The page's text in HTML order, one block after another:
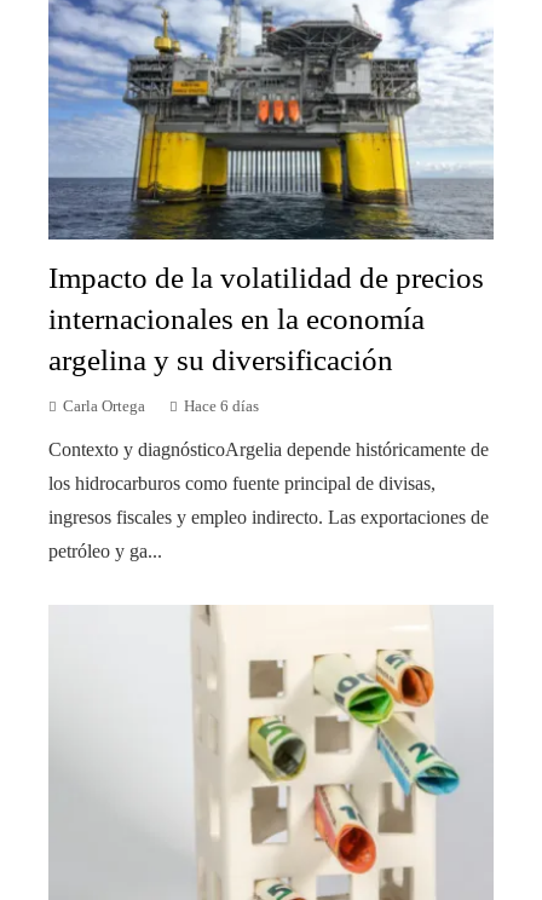
Impacto de la volatilidad de precios
internacionales en la economía
argelina y su diversificación
Carla Ortega Hace 6 días
Contexto y diagnósticoArgelia depende históricamente de
los hidrocarburos como fuente principal de divisas,
ingresos fiscales y empleo indirecto. Las exportaciones de
petróleo y ga...